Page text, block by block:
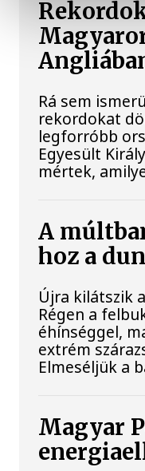
Rá sem
rekordokat
legforróbb
Egyesült
mértek,
A
hoz a
Újra kilátszik
Régen a
éhínséggel,
extrém
Elmeséljük a
Magyar